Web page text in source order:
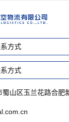
方式
方式
蜀山区玉兰花路合肥